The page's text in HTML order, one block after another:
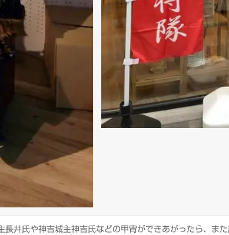
井氏や神吉城主神吉氏などの甲冑ができあがったら、ま